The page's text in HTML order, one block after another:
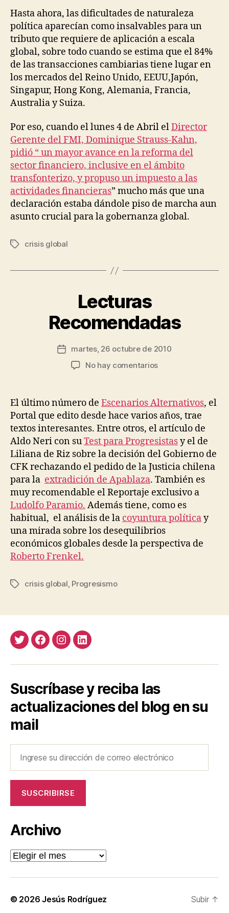
Hasta ahora, las dificultades de naturaleza
política aparecían como insalvables para un
tributo que requiere de aplicación a escala
global, sobre todo cuando se estima que el 84%
de las transacciones cambiarias tiene lugar en
los mercados del Reino Unido, EEUU,Japón,
Singapur, Hong Kong, Alemania, Francia,
Australia y Suiza.
Por eso, cuando el lunes 4 de Abril elDirector
Gerente del FMI, Dominique Strauss-Kahn,
pidió “ un mayor avance en la reforma del
sector financiero, inclusive en el ámbito
transfonterizo, y propuso un impuesto a las
actividades financieras” mucho más que una
declaración estaba dándole piso de marcha aun
asunto crucial para la gobernanza global.
Etiquetas
crisis global
Lecturas
Recomendadas
Autor
la
o
e
s
ú
R
u
e
z
Fechamartes, 26 octubre de 2010
No hay comentariosen
El último número de Escenarios Alternativos, el
Portal que edito desde hace varios años, trae
textos interesantes. Entre otros, el artículo de
Aldo Neri con suTest para Progresistasy el de
Liliana de Riz sobre la decisión del Gobierno de
CFK rechazando el pedido de la Justicia chilena
para la extradición de Apablaza. También es
muy recomendable el Reportaje exclusivo a
Ludolfo Paramio. Además tiene, como es
habitual, el análisis de la coyuntura políticay
una mirada sobre los desequilibrios
económicos globales desde la perspectiva de
Roberto Frenkel.
Etiquetas
crisis global, Progresismo
TwitterFacebook
InstagramLinkedIn
Suscríbase y reciba las
actualizaciones del blog en su
mail
correo
SUSCRIBIRSE
Archivo
Archivo
© 2026Jesús Rodríguez Subir ↑